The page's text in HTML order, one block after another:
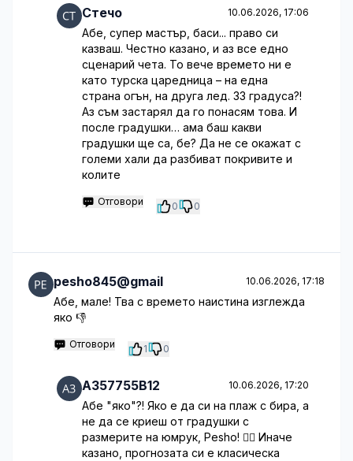
Стечо 10.06.2026, 17:06
Абе, супер мастър, баси... право си
казваш. Честно казано, и аз все едно
сценарий чета. То вече времето ни е
като турска царедница – на една
страна огън, на друга лед. 33 градуса?!
Аз съм застарял да го понасям това. И
после градушки… ама баш какви
градушки ще са, бе? Да не се окажат с
големи хали да разбиват покривите и
колите
Отговори 0 0
pesho845@gmail 10.06.2026, 17:18
Абе, мале! Тва с времето наистина изглежда
яко 👎
Отговори 1 0
A357755B12 10.06.2026, 17:20
Абе "яко"?! Яко е да си на плаж с бира, а
не да се криеш от градушки с
размерите на юмрук, Pesho! 🤦‍♂️ Иначе
казано, прогнозата си е класическа